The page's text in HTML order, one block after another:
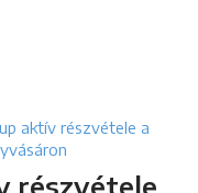
aktív részvétele a
részvétele